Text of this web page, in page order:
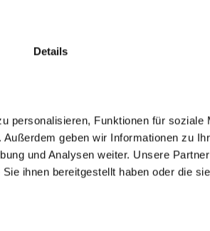
Details
personalisieren, Funktionen für soziale
geben wir Informationen zu
und Analysen weiter. Unsere
ihnen bereitgestellt haben oder die
HILFREICH?